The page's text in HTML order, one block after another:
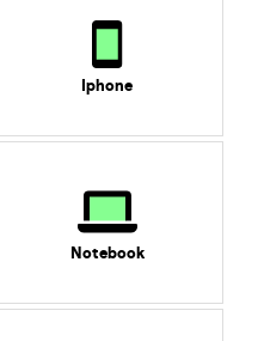
Iphone
Notebook